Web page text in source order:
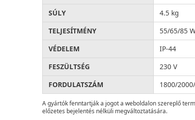
SÚLY
4.5 kg
TELJESÍTMÉNY
55/65/85
VÉDELEM
IP-44
FESZÜLTSÉG
230 V
FORDULATSZÁM
1800/
A gyártók fenntartják a jogot a weboldalon szereplő
előzetes bejelentés nélküli megváltoztatására.